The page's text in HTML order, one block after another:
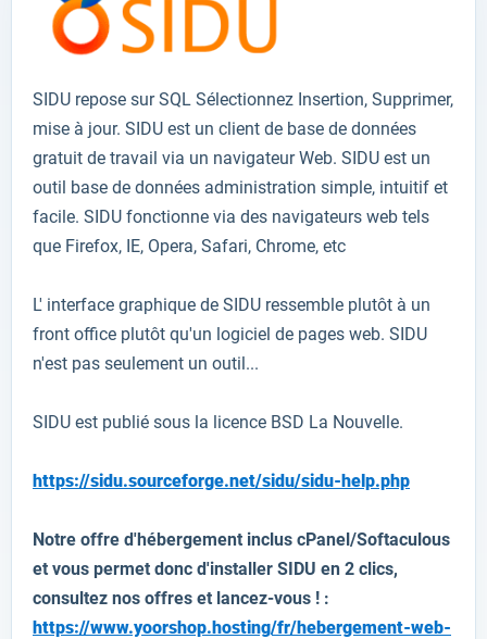
SIDU repose surSQL Sélectionnez Insertion, Supprimer,
mise à jour. SIDU est un client de base de données
gratuit de travail via un navigateur Web. SIDU est un
outil base de données administration simple, intuitif et
facile. SIDU fonctionne via des navigateurs web tels
que Firefox, IE, Opera, Safari, Chrome, etc
L' interface graphique de SIDU ressemble plutôt à un
front office plutôt qu'un logiciel de pages web. SIDU
n'est pas seulement un outil...
SIDU est publié sous la licence BSD La Nouvelle.
https://sidu.sourceforge.net/sidu/sidu-help.php
Notre offre d'hébergement inclus cPanel/Softaculous
et vous permet donc d'installer SIDU en 2 clics,
consultez nos offres et lancez-vous ! :
https://www.yoorshop.hosting/fr/hebergement-web-